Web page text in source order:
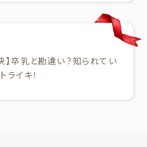
】卒乳と勘違い？知られてい
ライキ！